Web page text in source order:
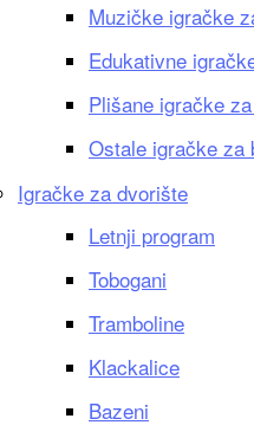
Muzičke igračke
Edukativne
Plišane igračke
Ostale igračke za
Igračke za dvorište
Letnji program
Tobogani
Tramboline
Klackalice
Bazeni